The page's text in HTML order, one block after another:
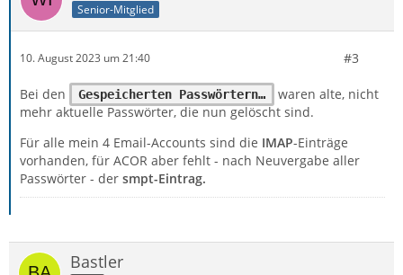
Senior-Mitglied
10. August 2023 um 21:40 #3
Bei den Gespeicherten Passwörtern…
waren alte, nicht
mehr aktuelle Passwörter, die nun gelöscht sind.
Für alle mein 4 Email-Accounts sind die IMAP-Einträge
vorhanden, für ACOR aber fehlt - nach Neuvergabe aller
Passwörter - der smpt-Eintrag.
Bastler